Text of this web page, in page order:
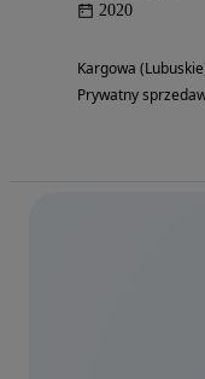
2020
Kargowa
Prywatny